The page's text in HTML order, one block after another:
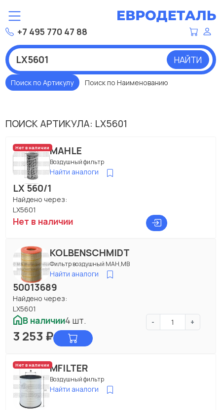
+7 495 770 47 88
НАЙТИ
Поиск по Артикулу Поиск по Наименованию
ПОИСК АРТИКУЛА: LX5601
Нет в наличииMAHLE
Воздушный фильтр
Найти аналоги
LX 560/1
Найдено через:
LX5601
Нет в наличии
KOLBENSCHMIDT
Фильтр воздушный МАН,МВ
Найти аналоги
50013689
Найдено через:
LX5601
В наличии4 шт. - +
3 253 ₽
Нет в наличииMFILTER
Воздушный фильтр
Найти аналоги